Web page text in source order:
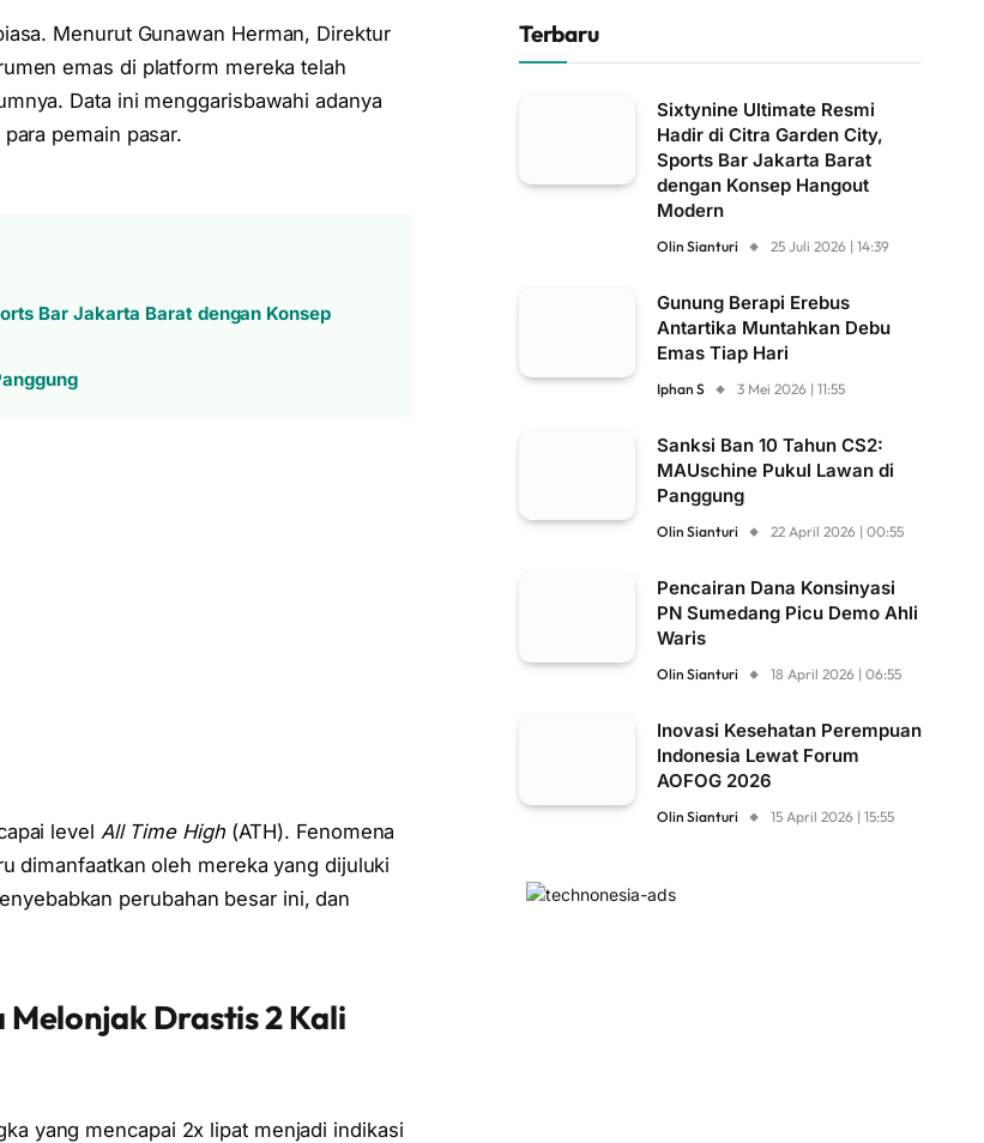
Menurut Gunawan Herman, Direktur
emas di platform mereka telah
Data ini menggarisbawahi adanya
pemain pasar.
Bar Jakarta Barat dengan Konsep
level All Time High(ATH). Fenomena
dimanfaatkan oleh mereka yang dijuluki
perubahan besar ini, dan
Melonjak Drastis 2 Kali
yang mencapai 2x lipat menjadi indikasi
Terbaru
Sixtynine Ultimate Resmi
Hadir di Citra Garden City,
Sports Bar Jakarta Barat
dengan Konsep Hangout
Modern
Olin Sianturi 25 Juli 2026 | 14:39
Gunung Berapi Erebus
Antartika Muntahkan Debu
Emas Tiap Hari
Iphan S 3 Mei 2026 | 11:55
Sanksi Ban 10 Tahun CS2:
MAUschine Pukul Lawan di
Panggung
Olin Sianturi 22 April 2026 | 00:55
Pencairan Dana Konsinyasi
PN Sumedang Picu Demo Ahli
Waris
Olin Sianturi 18 April 2026 | 06:55
Inovasi Kesehatan Perempuan
Indonesia Lewat Forum
AOFOG 2026
Olin Sianturi 15 April 2026 | 15:55